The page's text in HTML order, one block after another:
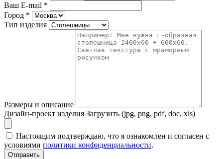
Ваш E-mail *
Город *
Тип изделия
Размеры и описание
Дизайн-проект изделия Загрузить (jpg, png, pdf, doc, xls)
Настоящим подтверждаю, что я ознакомлен и согласен с
условиями политики конфиденциальности.
Отправить